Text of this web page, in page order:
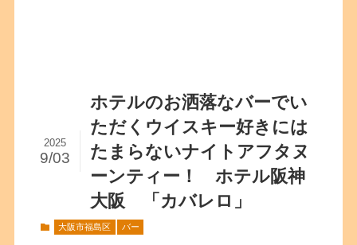
ホテルのお洒落なバーでい
ただくウイスキー好きには
たまらないナイトアフタヌ
ーンティー！ ホテル阪神
大阪 「カバレロ」
2025
9/03
大阪市福島区 バー